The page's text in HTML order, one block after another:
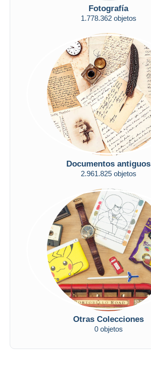
Fotografía
1.778.362 objetos
Documentos antiguos
2.961.825 objetos
Otras Colecciones
0 objetos